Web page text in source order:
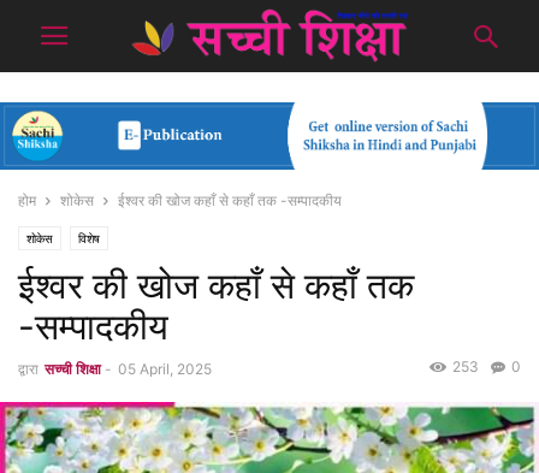
होम शोकेस ईश्वर की खोज कहाँ से कहाँ तक -सम्पादकीय
शोकेस विशेष
ईश्वर की खोज कहाँ से कहाँ तक
-सम्पादकीय
द्वारा सच्ची शिक्षा - 05 April, 2025 0
253